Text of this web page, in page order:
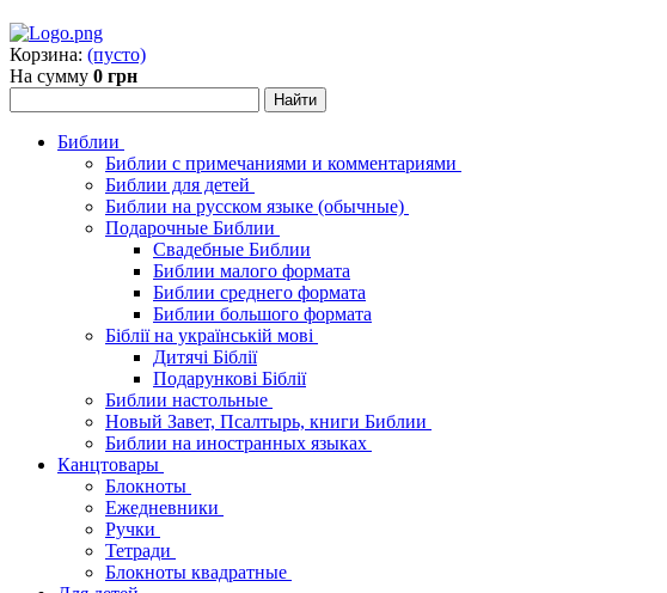
Корзина: (пусто)
На сумму 0 грн
Библии
Библии с примечаниями и комментариями
Библии для детей
Библии на русском языке (обычные)
Подарочные Библии
Свадебные Библии
Библии малого формата
Библии среднего формата
Библии большого формата
Біблії на українській мові
Дитячі Біблії
Подарункові Біблії
Библии настольные
Новый Завет, Псалтырь, книги Библии
Библии на иностранных языках
Канцтовары
Блокноты
Ежедневники
Ручки
Тетради
Блокноты квадратные